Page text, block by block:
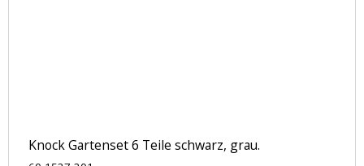
Knock Gartenset 6 Teile schwarz, grau.